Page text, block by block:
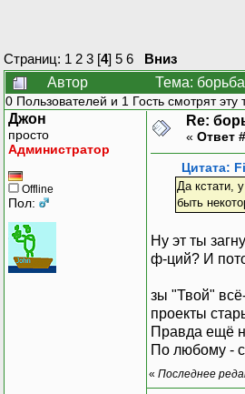
Страниц: 1 2 3 [4] 5 6
Вниз
Автор
Тема:
0 Пользователей и 1 Гость смотрят эту
Джон
просто
Администратор
Offline
Пол:
Re:
« Ответ
Цитата:
Да кстати,
быть
Ну эт ты
ф-ций? И
зы "Твой"
проекты
Правда ещё
По любому -
« Последнее